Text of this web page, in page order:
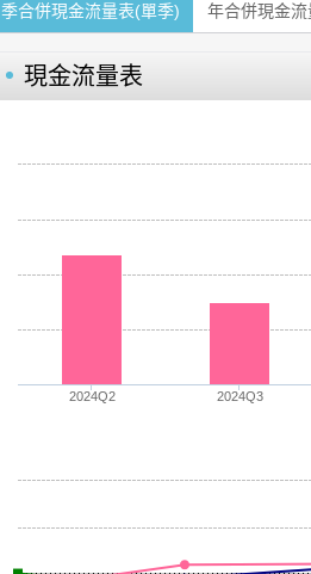
季合併現金流量表(單季) 年合併現金流
現金流量表
2024Q2 2024Q3